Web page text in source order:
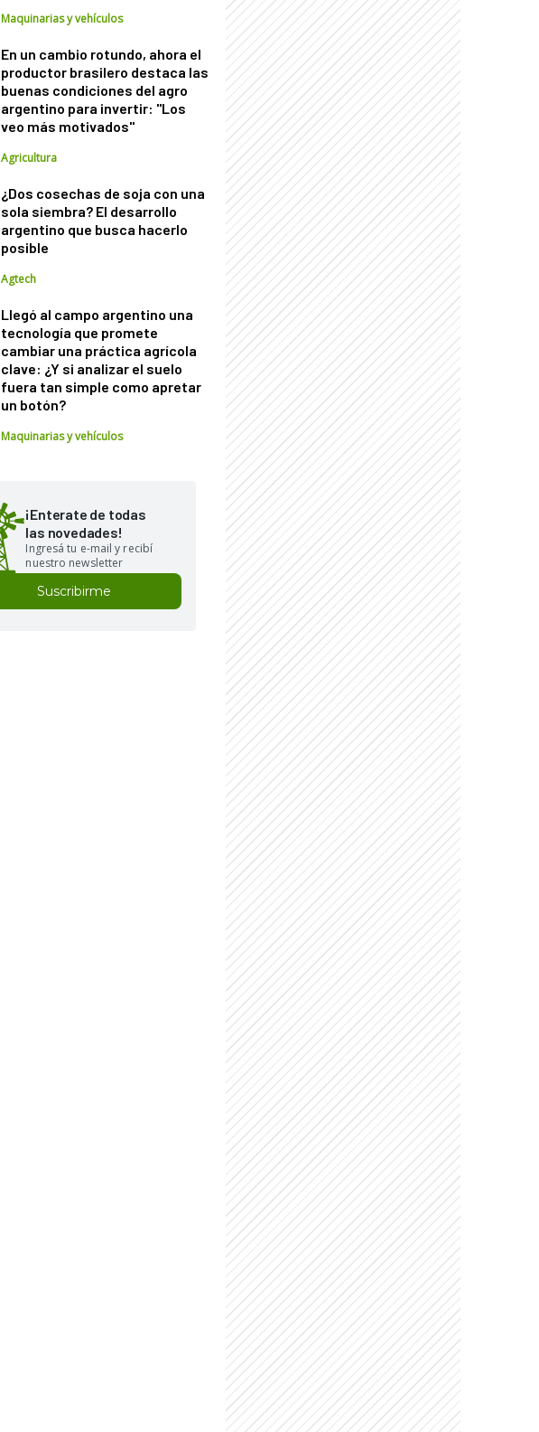
Maquinarias y vehículos
En un cambio rotundo, ahora el
productor brasilero destaca las
buenas condiciones del agro
argentino para invertir: "Los
veo más motivados"
Agricultura
¿Dos cosechas de soja con una
sola siembra? El desarrollo
argentino que busca hacerlo
posible
Agtech
Llegó al campo argentino una
tecnología que promete
cambiar una práctica agrícola
clave: ¿Y si analizar el suelo
fuera tan simple como apretar
un botón?
Maquinarias y vehículos
¡Enterate de todas
las novedades!
Ingresá tu e-mail y recibí
nuestro newsletter
Suscribirme